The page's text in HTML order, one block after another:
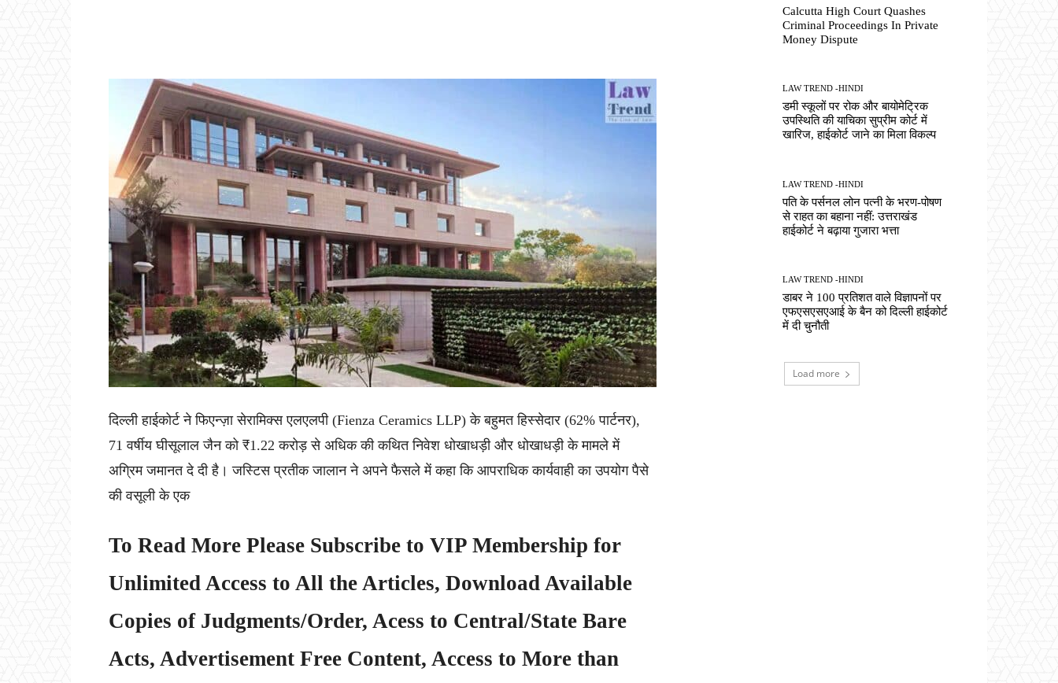
दिल्ली हाईकोर्ट ने फिएन्ज़ा सेरामिक्स एलएलपी (Fienza Ceramics LLP) के बहुमत हिस्सेदार (62% पार्टनर),
71 वर्षीय घीसूलाल जैन को ₹1.22 करोड़ से अधिक की कथित निवेश धोखाधड़ी और धोखाधड़ी के मामले में
अग्रिम जमानत दे दी है। जस्टिस प्रतीक जालान ने अपने फैसले में कहा कि आपराधिक कार्यवाही का उपयोग पैसे
की वसूली के एक
To Read More Please Subscribe to VIP Membership for
Unlimited Access to All the Articles, Download Available
Copies of Judgments/Order, Acess to Central/State Bare
Acts, Advertisement Free Content, Access to More than
Calcutta High Court Quashes
Criminal Proceedings In Private
Money Dispute
LAW TREND -HINDI
डमी स्कूलों पर रोक और बायोमेट्रिक
उपस्थिति की याचिका सुप्रीम कोर्ट में
खारिज, हाईकोर्ट जाने का मिला विकल्प
LAW TREND -HINDI
पति के पर्सनल लोन पत्नी के भरण-पोषण
से राहत का बहाना नहीं: उत्तराखंड
हाईकोर्ट ने बढ़ाया गुजारा भत्ता
LAW TREND -HINDI
डाबर ने 100 प्रतिशत वाले विज्ञापनों पर
एफएसएसएआई के बैन को दिल्ली हाईकोर्ट
में दी चुनौती
Load more